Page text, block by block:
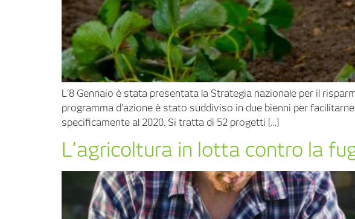
L’8 Gennaio è stata presentata la Strategia nazionale per il
programma d’azione è stato suddiviso in due bienni per
specificamente al 2020. Si tratta di 52 progetti […]
L’agricoltura in lotta contro la